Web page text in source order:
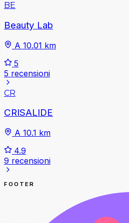
BE
Beauty Lab
A 10.01 km
5
5 recensioni
CR
CRISALIDE
A 10.1 km
4.9
9 recensioni
FOOTER